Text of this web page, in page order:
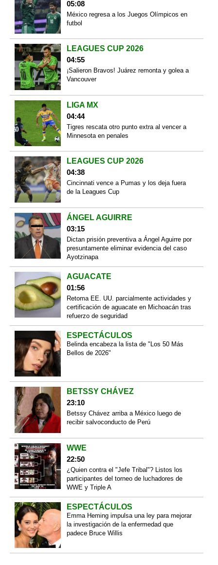
05:08
México regresa a los Juegos Olímpicos en
futbol
LEAGUES CUP 2026
04:55
¡Salieron Bravos! Juárez remonta y golea a
Vancouver
LIGA MX
04:44
Tigres rescata otro punto extra al vencer a
Minnesota en penales
LEAGUES CUP 2026
04:38
Cincinnati vence a Pumas y los deja fuera
de la Leagues Cup
ÁNGEL AGUIRRE
03:15
Dictan prisión preventiva a Ángel Aguirre por
presuntamente eliminar evidencia del caso
Ayotzinapa
AGUACATE
01:56
Retoma EE. UU. parcialmente actividades y
certificación de aguacate en Michoacán tras
refuerzo de seguridad
ESPECTÁCULOS
Belinda encabeza la lista de "Los 50 Más
Bellos de 2026"
BETSSY CHÁVEZ
23:10
Betssy Chávez arriba a México luego de
recibir salvoconducto de Perú
WWE
22:50
¿Quien contra el "Jefe Tribal"? Listos los
participantes del torneo de luchadores de
WWE y Triple A
ESPECTÁCULOS
Emma Heming impulsa una ley para mejorar
la investigación de la enfermedad que
padece Bruce Willis